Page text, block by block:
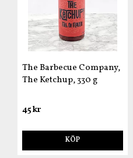
The Barbecue Company,
The Ketchup, 330 g
45 kr
KÖP